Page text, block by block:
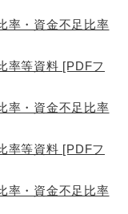
率・資金不足比率
率等資料 [PDFフ
率・資金不足比率
率等資料 [PDFフ
率・資金不足比率